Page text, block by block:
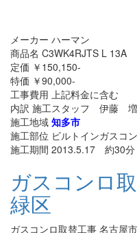
メーカー ハーマン
商品名 C3WK4RJTS L 13A
定価 ￥150,150-
特価 ￥90,000-
工事費用 上記料金に含む
内訳 施工スタッフ 伊藤
施工地域 知多市
施工部位 ビルトインガスコ
施工期間 2013.5.17 約30分
ガスコンロ
緑区
ガスコンロ取替工事 名古屋